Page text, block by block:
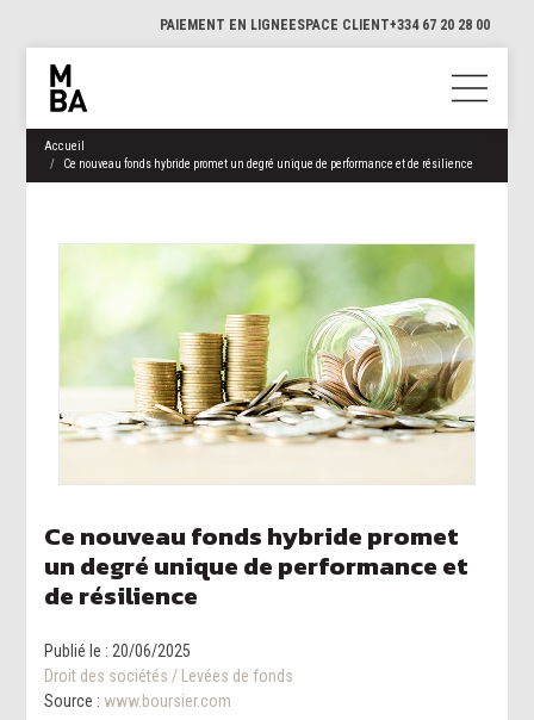
PAIEMENT EN LIGNEESPACE CLIENT+334 67 20 28 00
Accueil
Ce nouveau fonds hybride promet un degré unique de performance et de résilience
Ce nouveau fonds hybride promet
un degré unique de performance et
de résilience
Publié le : 20/06/2025
Droit des sociétés / Levées de fonds
Source : www.boursier.com